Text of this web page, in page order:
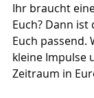
Ihr braucht
Euch? Dann
Euch passend.
kleine Impulse
Zeitraum in